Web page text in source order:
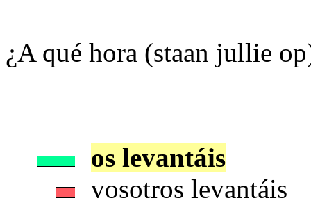
¿A qué hora (staan jullie
os levantáis
vosotros levantáis